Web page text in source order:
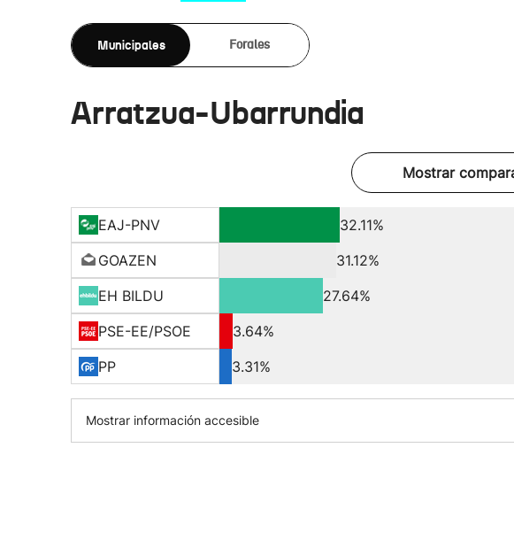
Municipales Forales
Arratzua-Ubarrundia
Mostrar
EAJ-PNV
32.11%
GOAZEN
31.12%
EH BILDU
27.64%
PSE-EE/PSOE
3.64%
PP
3.31%
Mostrar información accesible